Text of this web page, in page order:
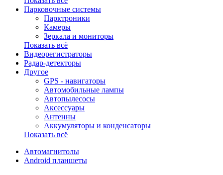
Парковочные системы
Парктроники
Камеры
Зеркала и мониторы
Показать всё
Видеорегистраторы
Радар-детекторы
Другое
GPS - навигаторы
Автомобильные лампы
Автопылесосы
Аксессуары
Антенны
Аккумуляторы и конденсаторы
Показать всё
Автомагнитолы
Android планшеты